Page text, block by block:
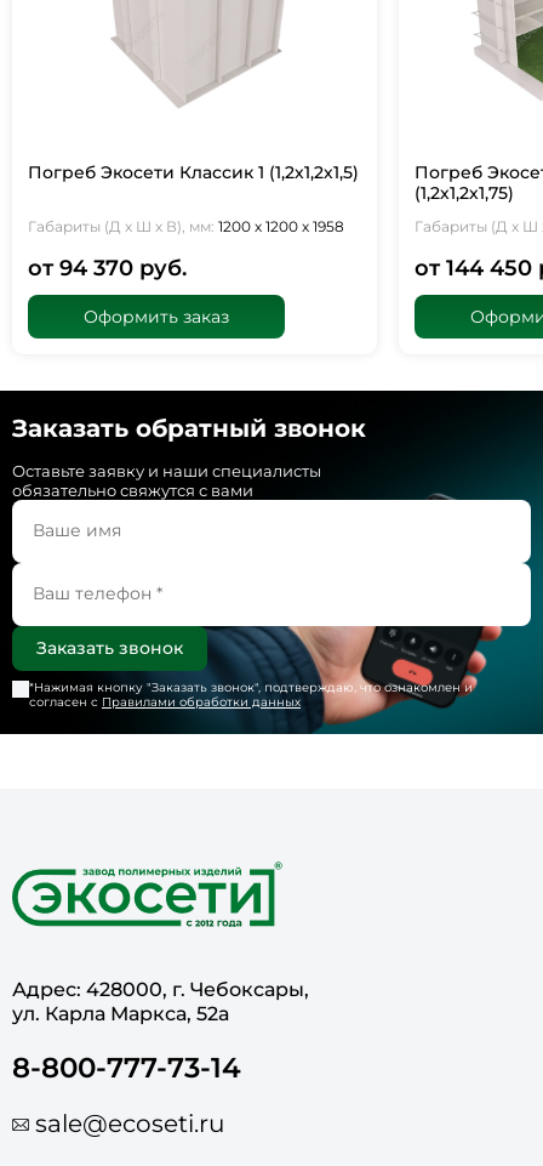
Погреб Экосети Классик 1 (1,2х1,2х1,5)
Габариты (Д х Ш х В), мм: 1200 х 1200 х 1958
от 94 370 руб.
Оформить заказ
Погреб
(1,2х1,2х1,75)
Габариты (Д х Ш
от 144 450
Заказать обратный звонок
Оставьте заявку и наши специалисты
обязательно свяжутся с вами
*Нажимая кнопку "Заказать звонок", подтверждаю, что ознакомлен и
согласен с Правилами обработки данных
Адрес: 428000, г. Чебоксары,
ул. Карла Маркса, 52а
8-800-777-73-14
sale@ecoseti.ru